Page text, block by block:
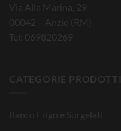
Via Alla Marina, 29
00042 – Anzio (RM)
Tel: 069820269
CATEGORIE PRODOTTI
Banco Frigo e Surgelati